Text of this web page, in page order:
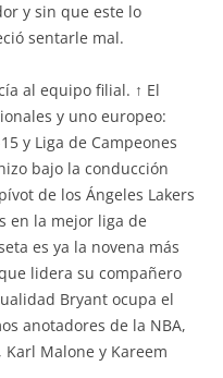
y sin que este lo
sentarle mal.
al equipo filial. ↑ El
y uno europeo:
y Liga de Campeones
bajo la conducción
de los Ángeles Lakers
en la mejor liga de
es ya la novena más
lidera su compañero
Bryant ocupa el
anotadores de la NBA,
Karl Malone y Kareem